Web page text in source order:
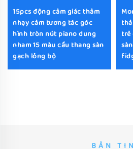
15pcs động cảm giác thảm
nhạy cảm tương tác góc
hình tròn nút piano dung
nham 15 màu cầu thang sàn
gạch lỏng bộ
trẻ
BẢN TIN